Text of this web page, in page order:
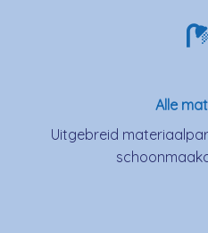
Alle
Uitgebreid